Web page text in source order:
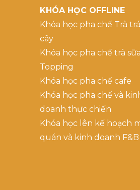
KHÓA HỌC OFFLINE
Khóa học pha chế Trà
cây
Khóa học pha chế trà
Topping
Khóa học pha chế cafe
Khóa học pha chế và
doanh thực chiến
Khóa học lên kế hoạch
quán và kinh doanh F&B